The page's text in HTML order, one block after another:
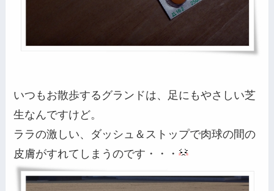
いつもお散歩するグランドは、足にもやさしい芝
生なんですけど。
ララの激しい、ダッシュ＆ストップで肉球の間の
皮膚がすれてしまうのです・・・